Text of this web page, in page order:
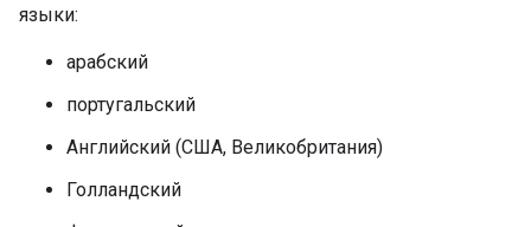
языки:
арабский
португальский
Английский (США, Великобритания)
Голландский